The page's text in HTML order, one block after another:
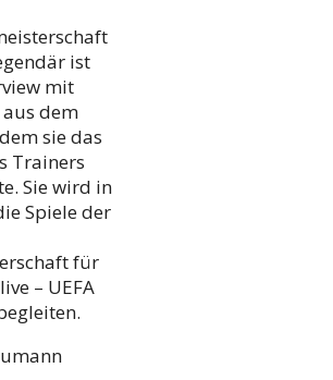
ist
mit
dem
sie das
Trainers
Sie wird in
Spiele der
für
– UEFA